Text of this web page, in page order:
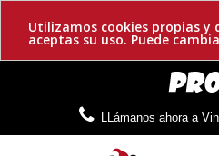
Utilizamos cookies propias y
aceptas su uso. Puede
LLámanos ahora a